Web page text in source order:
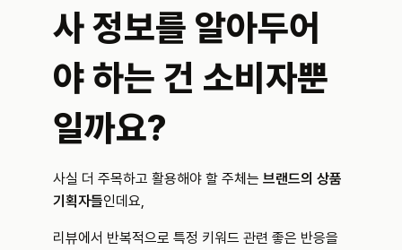
사 정보를 알아두어
야 하는 건 소비자뿐
일까요?
사실 더 주목하고 활용해야 할 주체는 브랜드의 상품
기획자들인데요,
리뷰에서 반복적으로 특정 키워드 관련 좋은 반응을